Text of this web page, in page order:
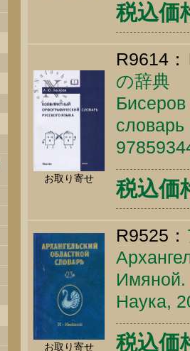
税込価
お取り寄せ
R9614：
の辞典
税込価
お取り寄せ
R9525：
Наука,
税込価